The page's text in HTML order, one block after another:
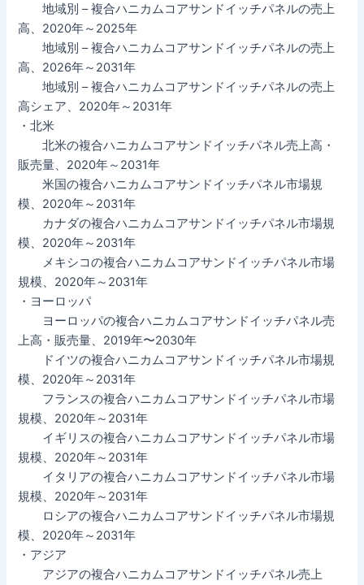
地域別 – 複合ハニカムコアサンドイッチパネルの売上
高、2020年～2025年
地域別 – 複合ハニカムコアサンドイッチパネルの売上
高、2026年～2031年
地域別 – 複合ハニカムコアサンドイッチパネルの売上
高シェア、2020年～2031年
・北米
北米の複合ハニカムコアサンドイッチパネル売上高・
販売量、2020年～2031年
米国の複合ハニカムコアサンドイッチパネル市場規
模、2020年～2031年
カナダの複合ハニカムコアサンドイッチパネル市場規
模、2020年～2031年
メキシコの複合ハニカムコアサンドイッチパネル市場
規模、2020年～2031年
・ヨーロッパ
ヨーロッパの複合ハニカムコアサンドイッチパネル売
上高・販売量、2019年〜2030年
ドイツの複合ハニカムコアサンドイッチパネル市場規
模、2020年～2031年
フランスの複合ハニカムコアサンドイッチパネル市場
規模、2020年～2031年
イギリスの複合ハニカムコアサンドイッチパネル市場
規模、2020年～2031年
イタリアの複合ハニカムコアサンドイッチパネル市場
規模、2020年～2031年
ロシアの複合ハニカムコアサンドイッチパネル市場規
模、2020年～2031年
・アジア
アジアの複合ハニカムコアサンドイッチパネル売上